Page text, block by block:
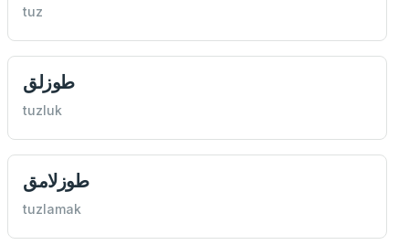
tuz
طوزلق
tuzluk
طوزلامق
tuzlamak